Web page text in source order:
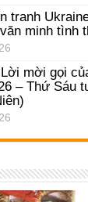
tranh
minh tình
mời gọi
– Thứ Sáu